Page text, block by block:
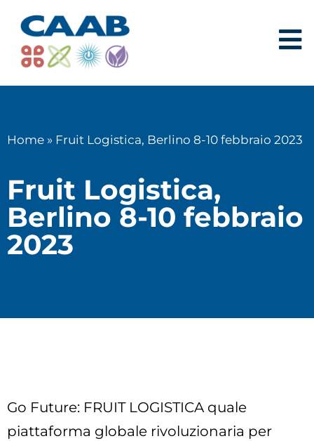
Home » Fruit Logistica, Berlino 8-10 febbraio 2023
Fruit Logistica,
Berlino 8-10 febbraio
2023
Go Future: FRUIT LOGISTICA quale
piattaforma globale rivoluzionaria per